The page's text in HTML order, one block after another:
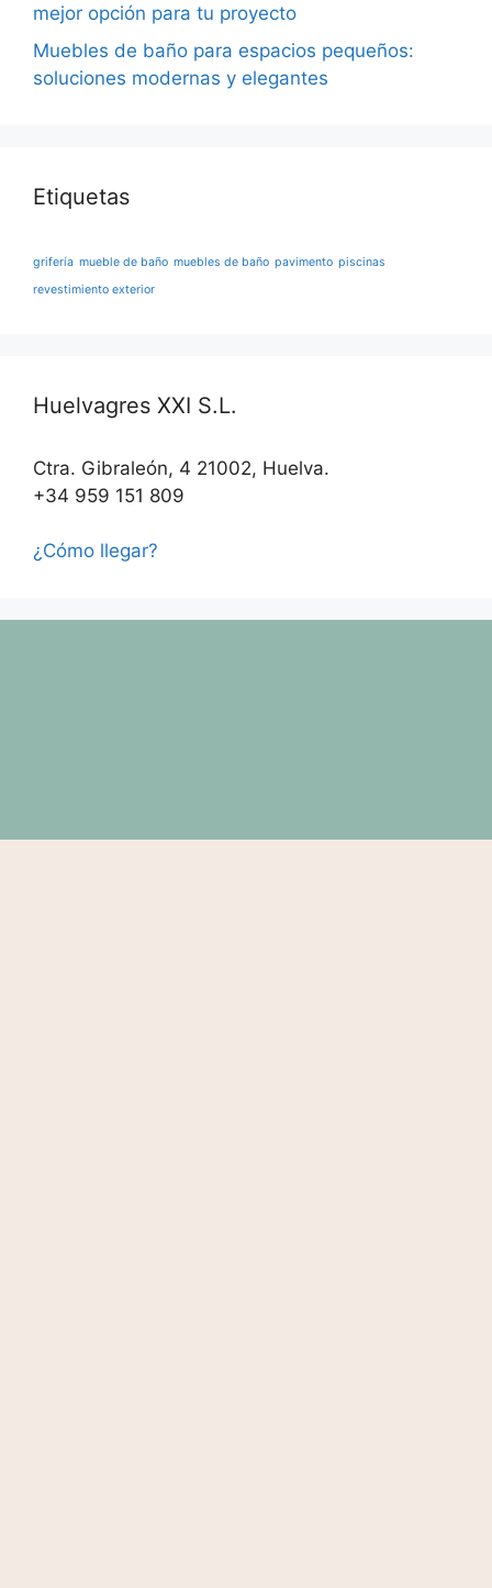
mejor opción para tu proyecto
Muebles de baño para espacios pequeños:
soluciones modernas y elegantes
Etiquetas
grifería mueble de baño muebles de baño pavimento piscinas
revestimiento exterior
Huelvagres XXI S.L.
Ctra. Gibraleón, 4 21002, Huelva.
+34 959 151 809
¿Cómo llegar?